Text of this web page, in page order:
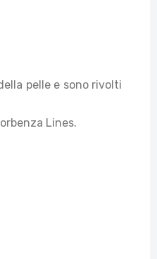
pelle e sono rivolti
Lines.